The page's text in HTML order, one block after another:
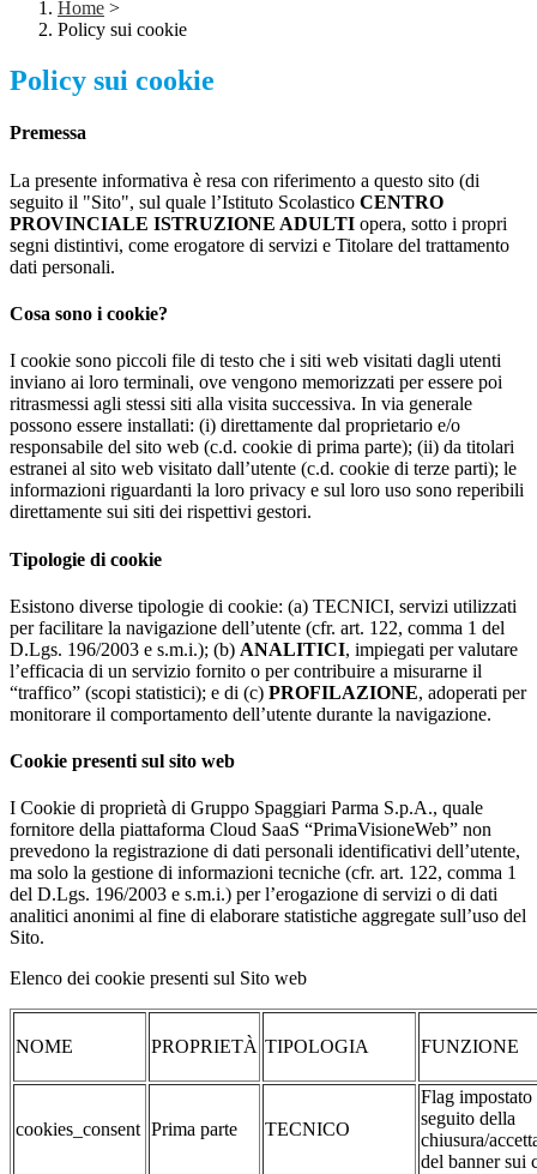
Home >
Policy sui cookie
Policy sui cookie
Premessa
La presente informativa è resa con riferimento a questo sito (di
seguito il "Sito", sul quale l’Istituto Scolastico CENTRO
PROVINCIALE ISTRUZIONE ADULTI opera, sotto i propri
segni distintivi, come erogatore di servizi e Titolare del trattamento
dati personali.
Cosa sono i cookie?
I cookie sono piccoli file di testo che i siti web visitati dagli utenti
inviano ai loro terminali, ove vengono memorizzati per essere poi
ritrasmessi agli stessi siti alla visita successiva. In via generale
possono essere installati: (i) direttamente dal proprietario e/o
responsabile del sito web (c.d. cookie di prima parte); (ii) da titolari
estranei al sito web visitato dall’utente (c.d. cookie di terze parti); le
informazioni riguardanti la loro privacy e sul loro uso sono reperibili
direttamente sui siti dei rispettivi gestori.
Tipologie di cookie
Esistono diverse tipologie di cookie: (a) TECNICI, servizi utilizzati
per facilitare la navigazione dell’utente (cfr. art. 122, comma 1 del
D.Lgs. 196/2003 e s.m.i.); (b) ANALITICI, impiegati per valutare
l’efficacia di un servizio fornito o per contribuire a misurarne il
“traffico” (scopi statistici); e di (c) PROFILAZIONE, adoperati per
monitorare il comportamento dell’utente durante la navigazione.
Cookie presenti sul sito web
I Cookie di proprietà di Gruppo Spaggiari Parma S.p.A., quale
fornitore della piattaforma Cloud SaaS “PrimaVisioneWeb” non
prevedono la registrazione di dati personali identificativi dell’utente,
ma solo la gestione di informazioni tecniche (cfr. art. 122, comma 1
del D.Lgs. 196/2003 e s.m.i.) per l’erogazione di servizi o di dati
analitici anonimi al fine di elaborare statistiche aggregate sull’uso del
Sito.
Elenco dei cookie presenti sul Sito web
NOME PROPRIETÀ TIPOLOGIA FUNZIONE
cookies_consent Prima parte TECNICO
Flag impostato
seguito della
chiusura/
del banner sui